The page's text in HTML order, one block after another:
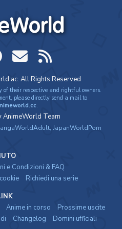
Evolution Kizuna
min/ep
(2020)
ep
All Rights Reserved
of their respective and rightful owners.
please directly send a mail to
.
AnimeWorld Team
, JapanWorldPorn
e Condizioni & FAQ
Richiedi una serie
Anime in corso
Prossime uscite
Changelog Domini ufficiali